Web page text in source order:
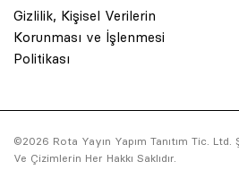
Gizlilik, Kişisel Verilerin
Korunması ve İşlenmesi
Politikası
©2026 Rota Yayın Yapım Tanıtım Tic. Ltd.
Ve Çizimlerin Her Hakkı Saklıdır.
© 2001 Rota Yayın Yapım Tanıtım Tic.
Asquared WordPress Agency